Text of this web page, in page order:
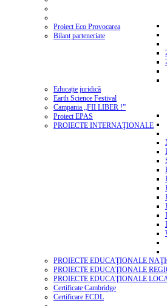
Proiect Eco Provocarea
Bilanț parteneriate
Educație juridică
Earth Science Festival
Campania „FII LIBER !”
Proiect EPAS
PROIECTE INTERNAŢIONALE
PROIECTE EDUCAŢIONALE
PROIECTE EDUCAŢIONALE
PROIECTE EDUCAŢIONALE
Certificate Cambridge
Certificare ECDL